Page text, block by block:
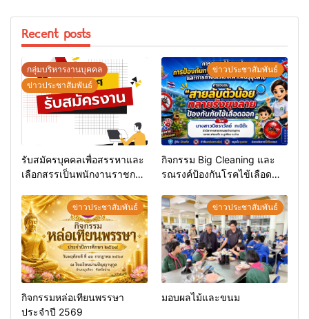
Recent posts
กลุ่มบริหารงานบุคคล
ข่าวประชาสัมพันธ์
รับสมัครบุคคลเพื่อสรรหาและ
เลือกสรรเป็นพนักงานราชการ
ข่าวประชาสัมพันธ์
กิจกรรม Big Cleaning และ
รณรงค์ป้องกันโรคไข้เลือด
ข่าวประชาสัมพันธ์
กิจกรรมหล่อเทียนพรรษา
ประจำปี 2569
ข่าวประชาสัมพันธ์
มอบผลไม้และขนม